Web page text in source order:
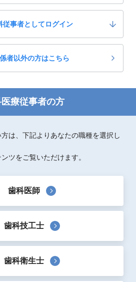
ートアップ！口腔機能低下症 第2版
：医歯薬出版
臨床一般 歯科衛生士 歯周療法
すみ流クリニカルメソッド実践編
長谷ますみ、下野正基
衛生士 歯周療法
の老化・口腔ケア・摂食嚥下障害のキホン
：4,500円(税抜)
：医歯薬出版
防・メンテナンス 歯科臨床一般
従事者としてログイン
者以外の方はこちら
療従事者の方
は、下記よりあなたの職種を選択し
ツをご覧いただけます。
歯科医師
歯科技工士
歯科衛生士